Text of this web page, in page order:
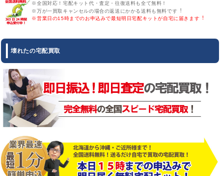
※全国対応！宅配キット代・査定・往復送料も全て無料！
※万が一買取キャンセルの場合の返送にかかる送料も無料です︕
※営業日の15時までのお申込みで最短明日宅配キットが自宅に届きます︕
壊れたの宅配買取